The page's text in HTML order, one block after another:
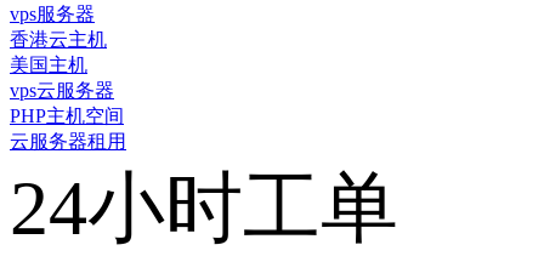
vps服务器
香港云主机
美国主机
vps云服务器
PHP主机空间
云服务器租用
24小时工单